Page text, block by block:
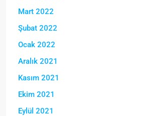
Mart 2022
Şubat 2022
Ocak 2022
Aralık 2021
Kasım 2021
Ekim 2021
Eylül 2021